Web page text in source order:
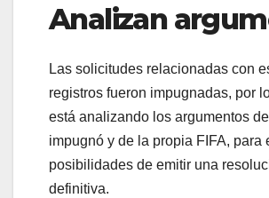
Analizan
Las solicitudes relacionadas con
registros fueron impugnadas, por
está analizando los argumentos
impugnó y de la propia FIFA, para
posibilidades de emitir una
definitiva.